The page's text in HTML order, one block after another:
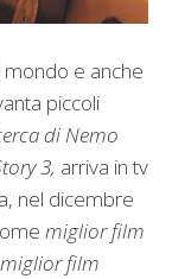
mondo e anche
piccoli
di Nemo
3, arriva in tv
nel dicembre
miglior film
miglior film